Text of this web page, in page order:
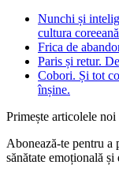
Nunchi și
cultura coreeană
Frica de
Paris și retur.
Cobori. Și tot
înșine.
Primește articolele noi
Abonează-te pentru a
sănătate emoțională